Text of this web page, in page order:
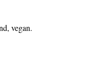
vegan.